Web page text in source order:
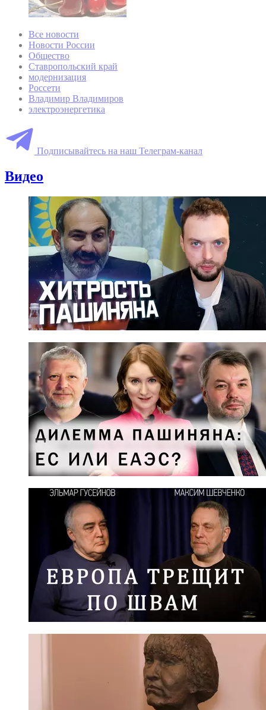
Все новости
Новости России
Общество
Ставропольский край
модернизация
Россети
Владимир Владимиров
электроэнергетика
Подписывайтесь на наш Телеграм-канал
Видео